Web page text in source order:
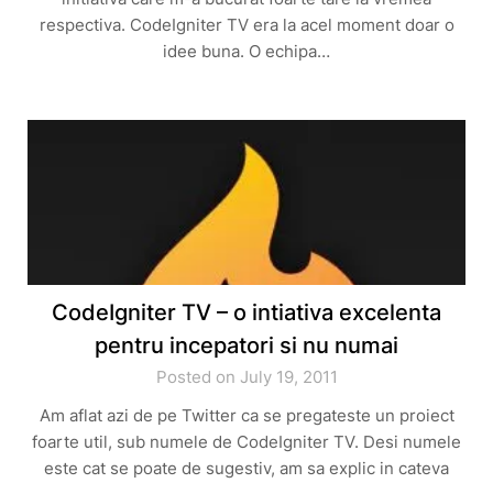
respectiva. CodeIgniter TV era la acel moment doar o
idee buna. O echipa…
CodeIgniter TV – o intiativa excelenta
pentru incepatori si nu numai
Posted on July 19, 2011
Am aflat azi de pe Twitter ca se pregateste un proiect
foarte util, sub numele de CodeIgniter TV. Desi numele
este cat se poate de sugestiv, am sa explic in cateva